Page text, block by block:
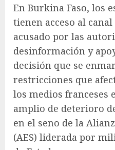
En Burkina Faso, los
tienen acceso al
acusado por las
desinformación y
decisión que se
restricciones que
los medios franceses
amplio de deterioro
en el seno de la
(AES) liderada por